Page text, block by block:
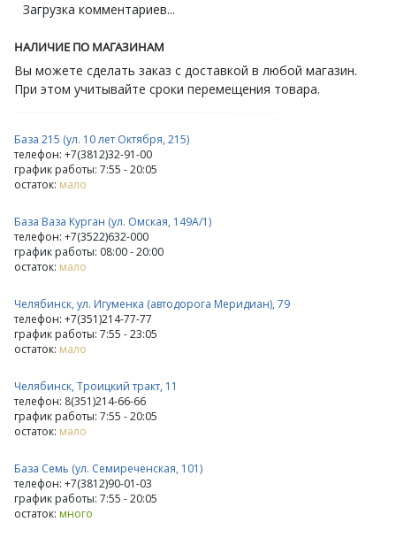
Загрузка комментариев...
НАЛИЧИЕ ПО МАГАЗИНАМ
Вы можете сделать заказ с доставкой в любой магазин.
При этом учитывайте сроки перемещения товара.
База 215 (ул. 10 лет Октября, 215)
телефон: +7(3812)32-91-00
график работы: 7:55 - 20:05
остаток: мало
База Ваза Курган (ул. Омская, 149А/1)
телефон: +7(3522)632-000
график работы: 08:00 - 20:00
остаток: мало
Челябинск, ул. Игуменка (автодорога Меридиан), 79
телефон: +7(351)214-77-77
график работы: 7:55 - 23:05
остаток: мало
Челябинск, Троицкий тракт, 11
телефон: 8(351)214-66-66
график работы: 7:55 - 20:05
остаток: мало
База Семь (ул. Семиреченская, 101)
телефон: +7(3812)90-01-03
график работы: 7:55 - 20:05
остаток: много